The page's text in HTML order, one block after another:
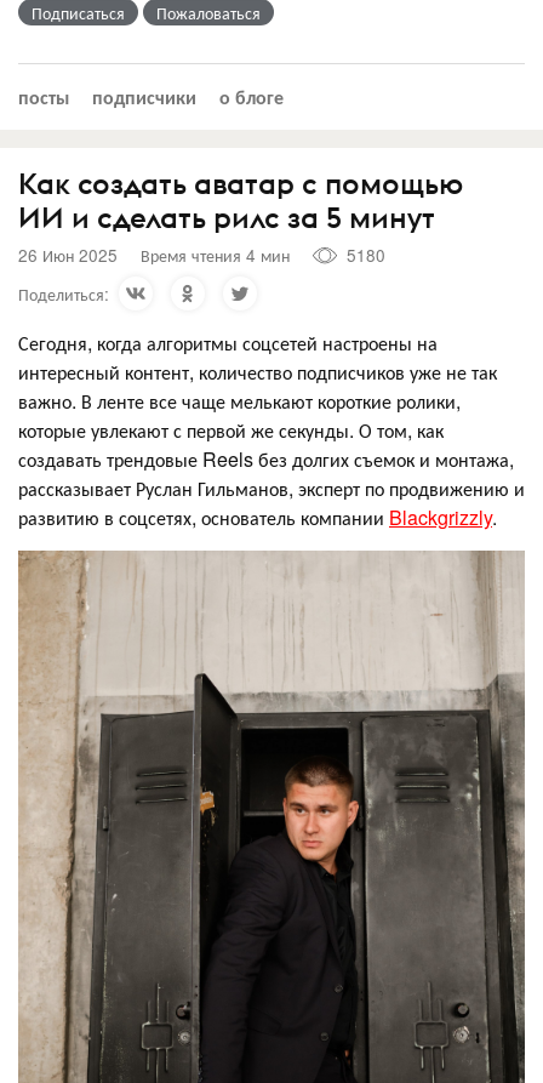
Подписаться Пожаловаться
посты подписчики о блоге
Как создать аватар с помощью
ИИ и сделать рилс за 5 минут
26 Июн 2025 Время чтения 4 мин
5180
Поделиться:
Сегодня, когда алгоритмы соцсетей настроены на
интересный контент, количество подписчиков уже не так
важно. В ленте все чаще мелькают короткие ролики,
которые увлекают с первой же секунды. О том, как
создавать трендовые Reels без долгих съемок и монтажа,
рассказывает Руслан Гильманов, эксперт по продвижению и
развитию в соцсетях, основатель компании Blackgrizzly.